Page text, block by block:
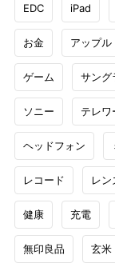
EDC iPad
お金 アップル
ゲーム サング
ソニー テレワ
ヘッドフォン
レコード レン
健康 充電
無印良品 玄米